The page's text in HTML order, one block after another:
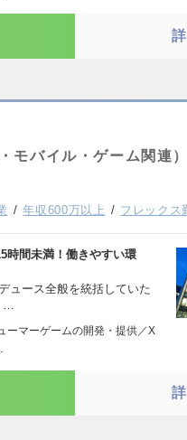
モバイル・ゲーム関連）
年収600万以上 フレックス
間未満！働きやすい環
ュース全般を統括していた
ーマーゲームの開発・提供／X